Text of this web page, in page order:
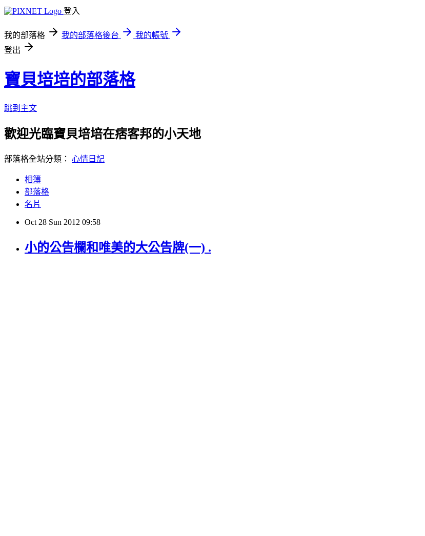
登入
我的部落格 我的部落格後台
我的帳號
登出
寶貝培培的部落格
跳到主文
歡迎光臨寶貝培培在痞客邦的小天地
部落格全站分類： 心情日記
相簿
部落格
名片
Oct 28 Sun 2012 09:58
小的公告欄和唯美的大公告牌(一) .